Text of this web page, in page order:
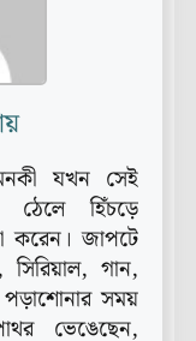
যখন সেই
হিঁচড়ে
করেন। জাপটে
সিরিয়াল, গান,
পড়াশোনার সময়
ভেঙেছেন,